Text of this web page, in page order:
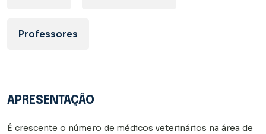
Professores
APRESENTAÇÃO
É crescente o número de médicos veterinários na área de